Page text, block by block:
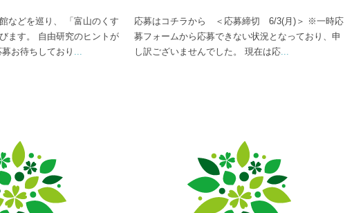
などを巡り、 「富山のくす
ます。 自由研究のヒントが
お待ちしており ...
応募はコチラから ＜応募締切 6/3(月)＞ ※一時応
募フォームから応募できない状況となっており、申
し訳ございませんでした。 現在は応...